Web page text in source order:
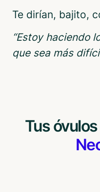
Te dirían, bajito,
“Estoy haciendo
que sea más
Tus